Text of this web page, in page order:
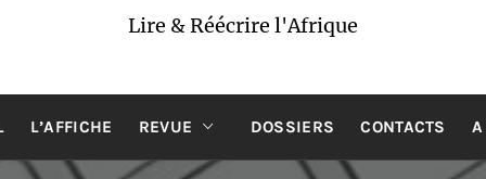
Lire & Réécrire l'Afrique
L’AFFICHE REVUE DOSSIERS CONTACTS A